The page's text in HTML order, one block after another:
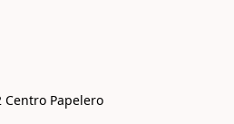
Centro Papelero